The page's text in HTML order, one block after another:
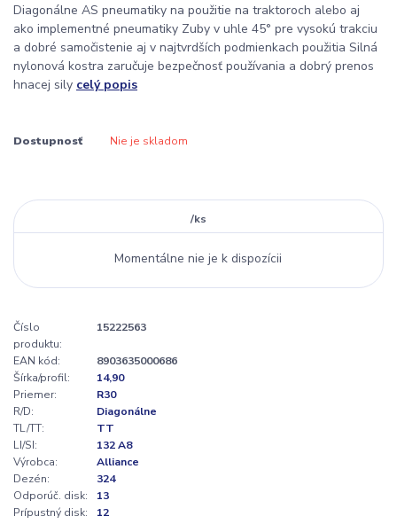
Diagonálne AS pneumatiky na použitie na traktoroch alebo aj
ako implementné pneumatiky Zuby v uhle 45° pre vysokú trakciu
a dobré samočistenie aj v najtvrdších podmienkach použitia Silná
nylonová kostra zaručuje bezpečnosť používania a dobrý prenos
hnacej sily celý popis
Dostupnosť Nie je skladom
/ks
Momentálne nie je k dispozícii
Číslo
produktu:
15222563
EAN kód:
8903635000686
Šírka/profil:
14,90
Priemer:
R30
R/D:
Diagonálne
TL/TT:
TT
LI/SI:
132 A8
Výrobca:
Alliance
Dezén:
324
Odporúč. disk:
13
Prípustný disk:
12